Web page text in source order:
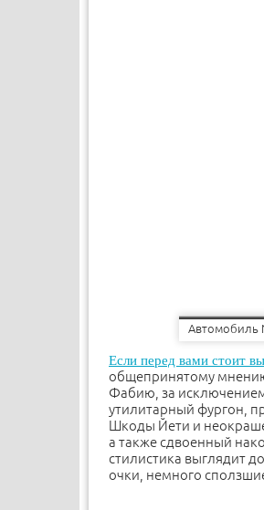
Автомобиль
Если перед вами стоит
общепринятому
Фабию, за
утилитарный фургон,
Шкоды Йети и
а также сдвоенный
стилистика выглядит
очки, немного